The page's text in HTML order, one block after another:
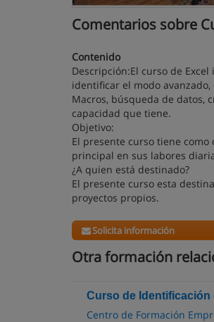
Comentarios sobre
Contenido
Descripción:El curso de
identificar el modo
Macros, búsqueda de datos,
capacidad que tiene.
Objetivo:
El presente curso tiene
principal en sus labores
¿A quien está destinado?
El presente curso esta
proyectos propios.
Solicita información
Otra formación
Curso de Identificación
Centro de Formación